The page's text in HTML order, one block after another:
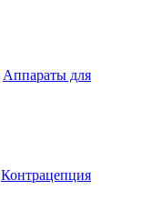
Аппараты для
Контрацепция